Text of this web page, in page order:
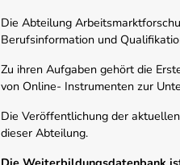
Die Abteilung
Berufsinformation und
Zu ihren Aufgaben gehört die
von Online- Instrumenten zur
Die Veröffentlichung der
dieser Abteilung.